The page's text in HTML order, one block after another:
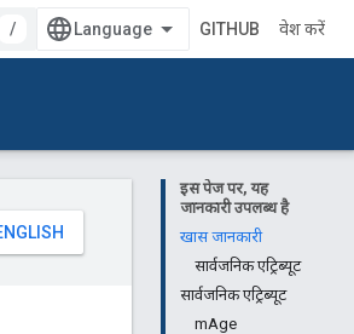
/ GITHUB प्रवेश करें
इस पेज पर, यह
जानकारी उपलब्ध है
खास जानकारी
सार्वजनिक एट्रिब्यूट
सार्वजनिक एट्रिब्यूट
mAge